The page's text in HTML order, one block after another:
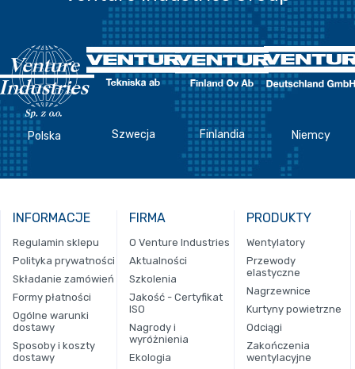
Polska Szwecja Finlandia Niemcy
INFORMACJE
Regulamin sklepu
Polityka prywatności
Składanie zamówień
Formy płatności
Ogólne warunki
dostawy
Sposoby i koszty
dostawy
FIRMA
O Venture Industries
Aktualności
Szkolenia
Jakość - Certyfikat
ISO
Nagrody i
wyróżnienia
Ekologia
PRODUKTY
Wentylatory
Przewody
elastyczne
Nagrzewnice
Kurtyny powietrzne
Odciągi
Zakończenia
wentylacyjne